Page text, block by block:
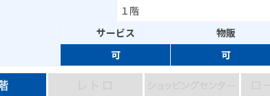
１階
サービス 物販
可
可